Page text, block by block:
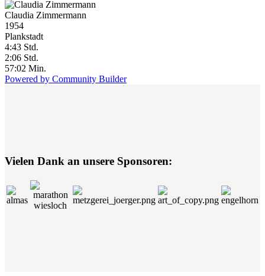
Claudia Zimmermann
1954
Plankstadt
4:43 Std.
2:06 Std.
57:02 Min.
Powered by Community Builder
Vielen Dank an unsere Sponsoren: